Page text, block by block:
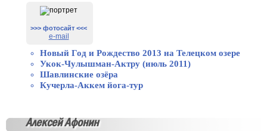
>>> фотосайт <<<
e-mail
Новый Год и Рождество 2013 на Телецком озере
Укок-Чулышман-Актру (июль 2011)
Шавлинские озёра
Кучерла-Аккем йога-тур
Алексей Афонин